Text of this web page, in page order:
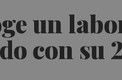
un
con su